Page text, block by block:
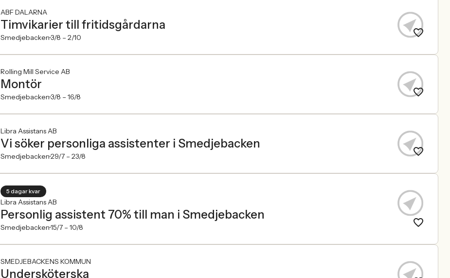
ABF DALARNA
Timvikarier till fritidsgårdarna
Smedjebacken3/8 – 2/10
Rolling Mill Service AB
Montör
Smedjebacken3/8 – 16/8
Libra Assistans AB
Vi söker personliga assistenter i Smedjebacken
Smedjebacken29/7 – 23/8
5 dagar kvar
Libra Assistans AB
Personlig assistent 70% till man i Smedjebacken
Smedjebacken15/7 – 10/8
SMEDJEBACKENS KOMMUN
Undersköterska